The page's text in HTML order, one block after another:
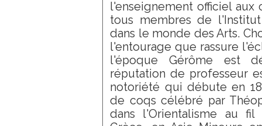
l'enseignement officiel aux
tous membres de
dans le monde des Arts.
l'entourage que rassure
l'époque Gérôme est
réputation de professeur
notoriété qui débute en
de coqs célébré par
dans l'Orientalisme au